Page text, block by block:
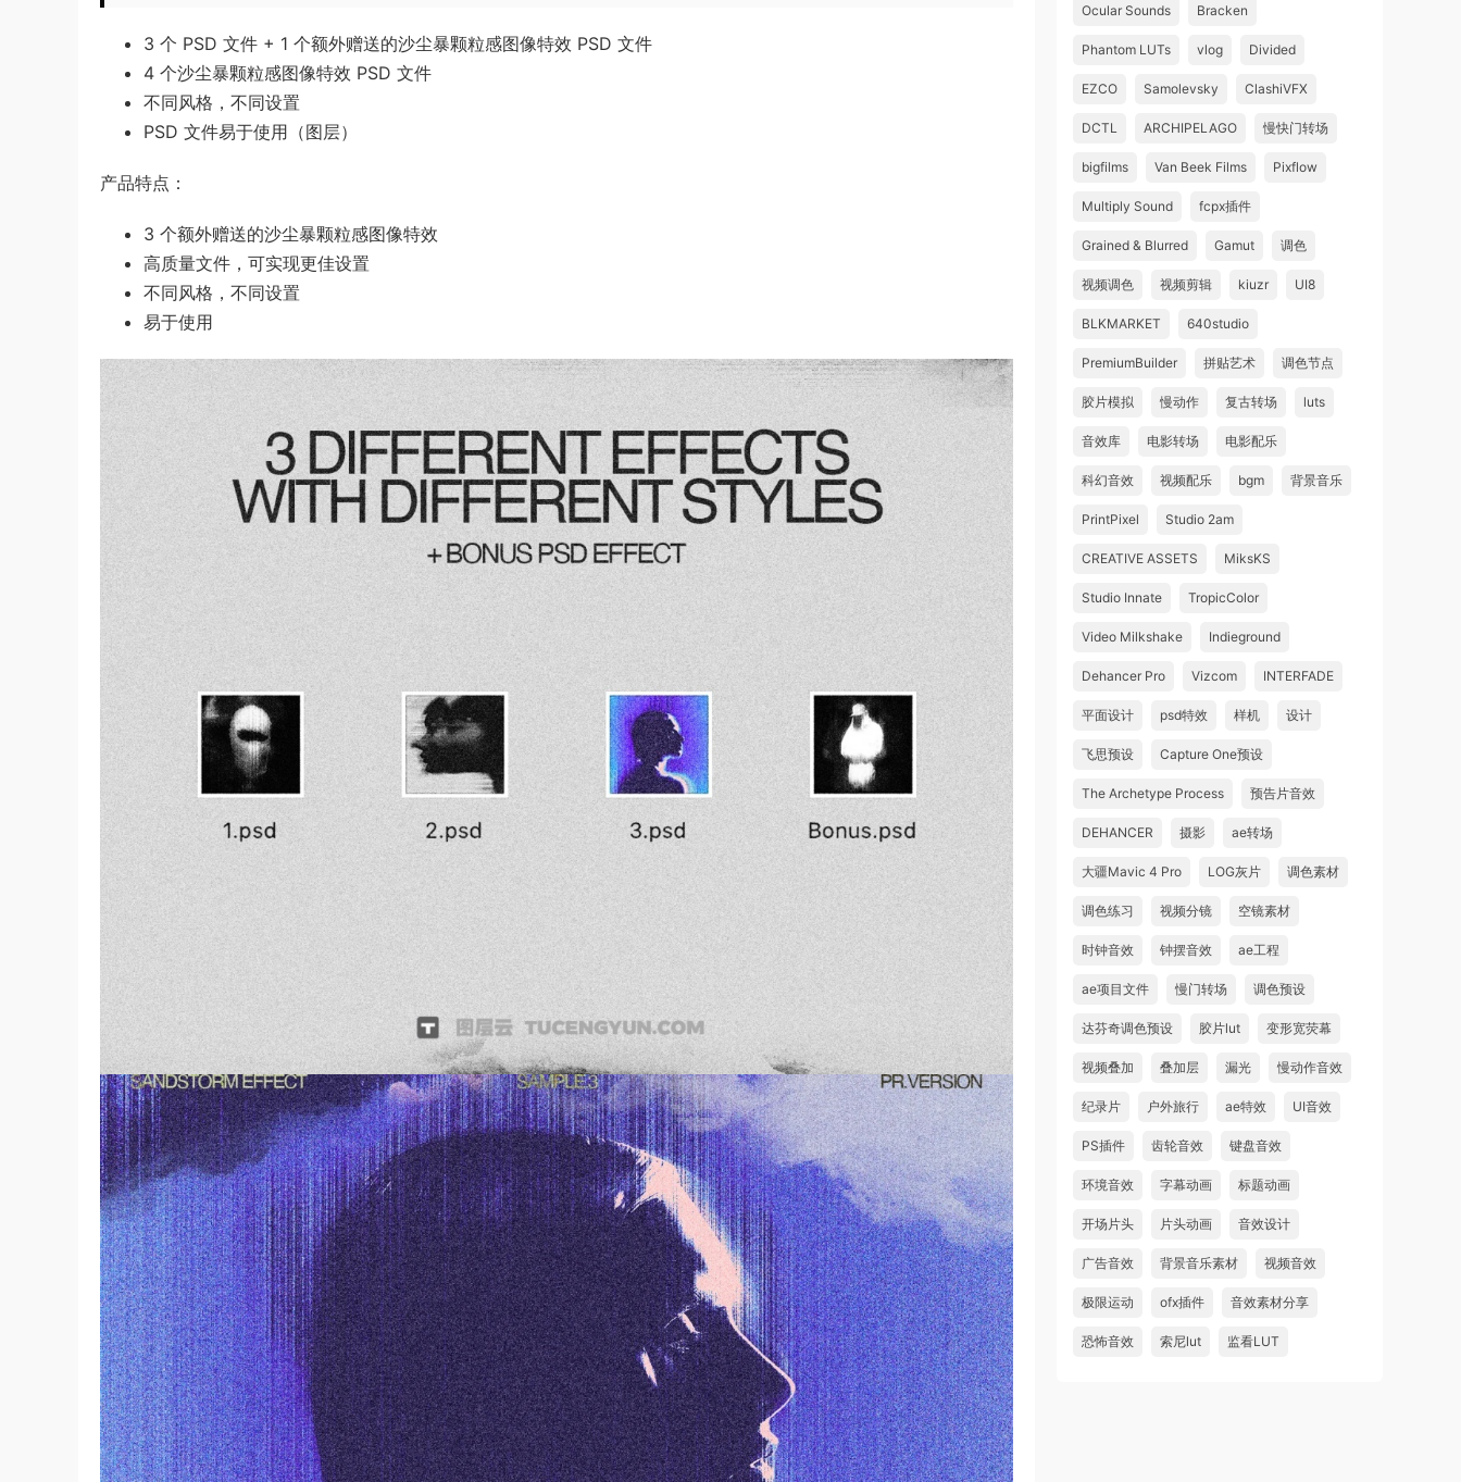
3 个 PSD 文件 + 1 个额外赠送的沙尘暴颗粒感图像特效 PSD 文件
4 个沙尘暴颗粒感图像特效 PSD 文件
不同风格，不同设置
PSD 文件易于使用（图层）
产品特点：
3 个额外赠送的沙尘暴颗粒感图像特效
高质量文件，可实现更佳设置
不同风格，不同设置
易于使用
Ocular Sounds Bracken
Phantom LUTs vlog Divided
EZCO Samolevsky ClashiVFX
DCTL ARCHIPELAGO 慢快门转场
bigfilms Van Beek Films Pixflow
Multiply Sound fcpx插件
Grained & Blurred Gamut 调色
视频调色 视频剪辑 kiuzr UI8
BLKMARKET 640studio
PremiumBuilder 拼贴艺术 调色节点
胶片模拟 慢动作 复古转场 luts
音效库 电影转场 电影配乐
科幻音效 视频配乐 bgm 背景音乐
PrintPixel Studio 2am
CREATIVE ASSETS MiksKS
Studio Innate TropicColor
Video Milkshake Indieground
Dehancer Pro Vizcom INTERFADE
平面设计 psd特效 样机 设计
飞思预设 Capture One预设
The Archetype Process 预告片音效
DEHANCER 摄影 ae转场
大疆Mavic 4 Pro LOG灰片 调色素材
调色练习 视频分镜 空镜素材
时钟音效 钟摆音效 ae工程
ae项目文件 慢门转场 调色预设
达芬奇调色预设 胶片lut 变形宽荧幕
视频叠加 叠加层 漏光 慢动作音效
纪录片 户外旅行 ae特效 UI音效
PS插件 齿轮音效 键盘音效
环境音效 字幕动画 标题动画
开场片头 片头动画 音效设计
广告音效 背景音乐素材 视频音效
极限运动 ofx插件 音效素材分享
恐怖音效 索尼lut 监看LUT